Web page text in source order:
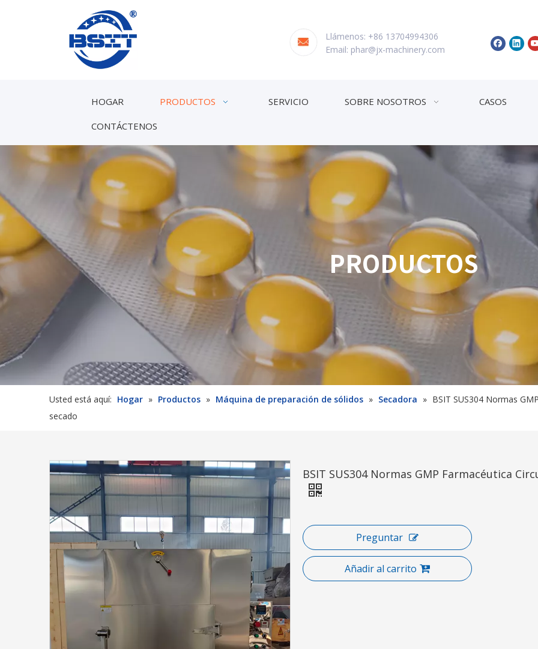
Llámenos: +86 13704994306
Email: phar@jx-machinery.com
HOGAR PRODUCTOS SERVICIO SOBRE NOSOTROS CASOS
CONTÁCTENOS
PRODUCTOS
Usted está aquí: Hogar » Productos » Máquina de preparación de sólidos » Secadora » BSIT SUS304 Normas
secado
BSIT SUS304 Normas GMP Farmacéutica
Preguntar
Añadir al carrito